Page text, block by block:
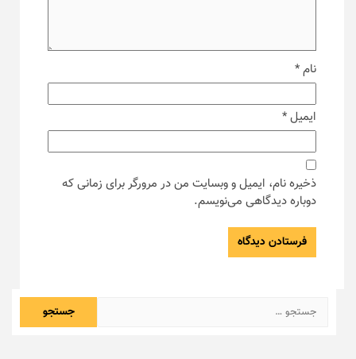
نام*
ایمیل*
ذخیره نام، ایمیل و وبسایت من در مرورگر برای زمانی که
دوباره دیدگاهی می‌نویسم.
جستجو
برای: